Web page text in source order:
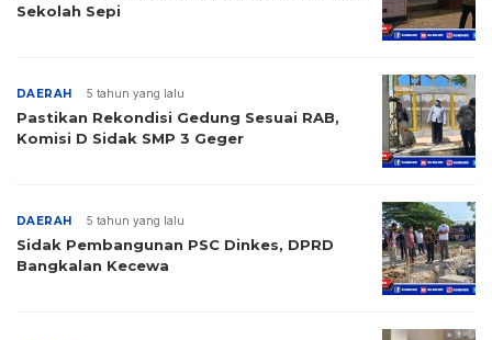
Sekolah Sepi
DAERAH 5 tahun yang lalu
Pastikan Rekondisi Gedung Sesuai RAB,
Komisi D Sidak SMP 3 Geger
DAERAH 5 tahun yang lalu
Sidak Pembangunan PSC Dinkes, DPRD
Bangkalan Kecewa